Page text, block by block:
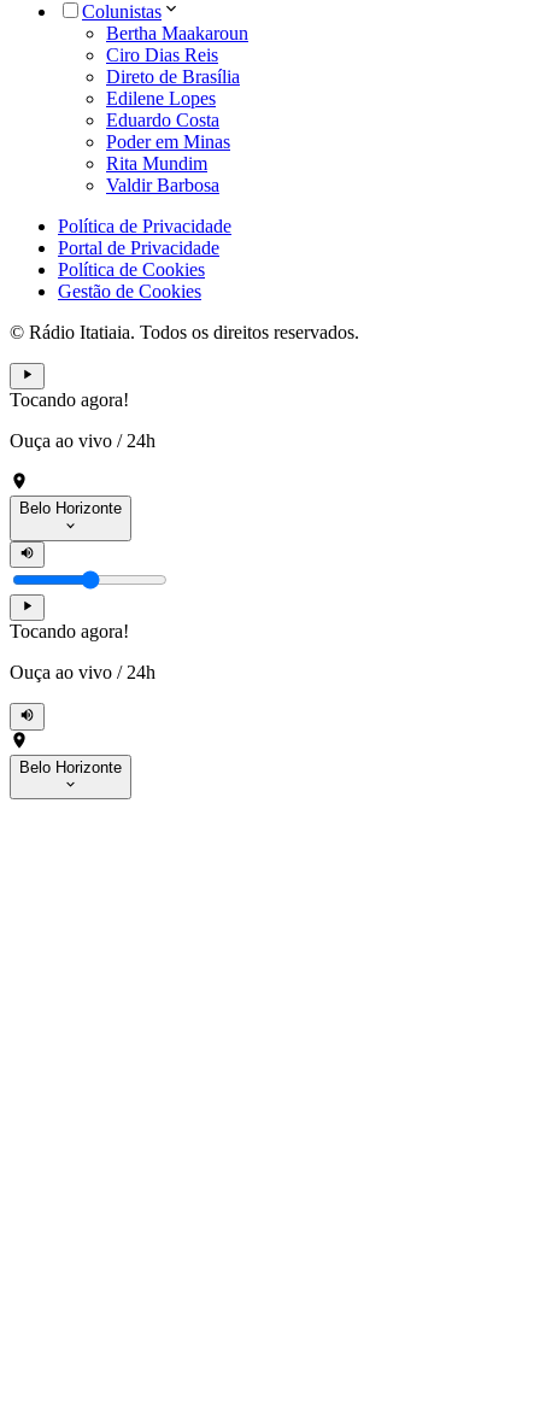
Colunistas
Bertha Maakaroun
Ciro Dias Reis
Direto de Brasília
Edilene Lopes
Eduardo Costa
Poder em Minas
Rita Mundim
Valdir Barbosa
Política de Privacidade
Portal de Privacidade
Política de Cookies
Gestão de Cookies
© Rádio Itatiaia. Todos os direitos reservados.
Tocando agora!
Ouça ao vivo / 24h
Belo Horizonte
Tocando agora!
Ouça ao vivo / 24h
Belo Horizonte